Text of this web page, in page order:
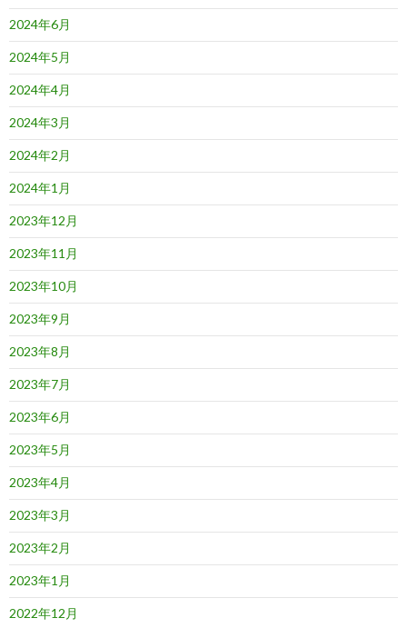
2024年6月
2024年5月
2024年4月
2024年3月
2024年2月
2024年1月
2023年12月
2023年11月
2023年10月
2023年9月
2023年8月
2023年7月
2023年6月
2023年5月
2023年4月
2023年3月
2023年2月
2023年1月
2022年12月